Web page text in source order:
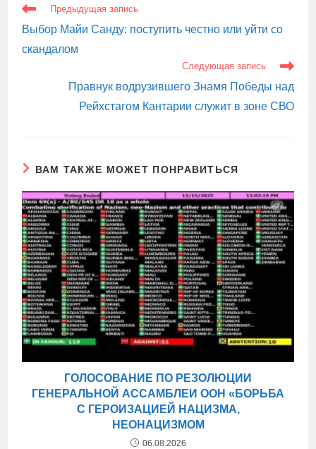
ЕЩЕ
СТАТЬИ
Предыдущая запись
Выбор Майи Санду: поступить честно или уйти со
скандалом
Следующая запись
Правнук водрузившего Знамя Победы над
Рейхстагом Кантарии служит в зоне СВО
ВАМ ТАКЖЕ МОЖЕТ ПОНРАВИТЬСЯ
ГОЛОСОВАНИЕ ПО РЕЗОЛЮЦИИ
ГЕНЕРАЛЬНОЙ АССАМБЛЕИ ООН «БОРЬБА
С ГЕРОИЗАЦИЕЙ НАЦИЗМА,
НЕОНАЦИЗМОМ
06.08.2026